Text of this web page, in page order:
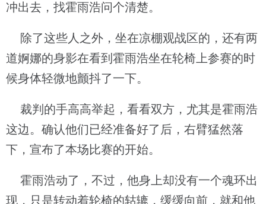
冲出去，找霍雨浩问个清楚。
除了这些人之外，坐在凉棚观战区的，还有两
道婀娜的身影在看到霍雨浩坐在轮椅上参赛的时
候身体轻微地颤抖了一下。
裁判的手高高举起，看看双方，尤其是霍雨浩
这边。确认他们已经准备好了后，右臂猛然落
下，宣布了本场比赛的开始。
霍雨浩动了，不过，他身上却没有一个魂环出
现，只是转动着轮椅的轱辘，缓缓向前，就和他